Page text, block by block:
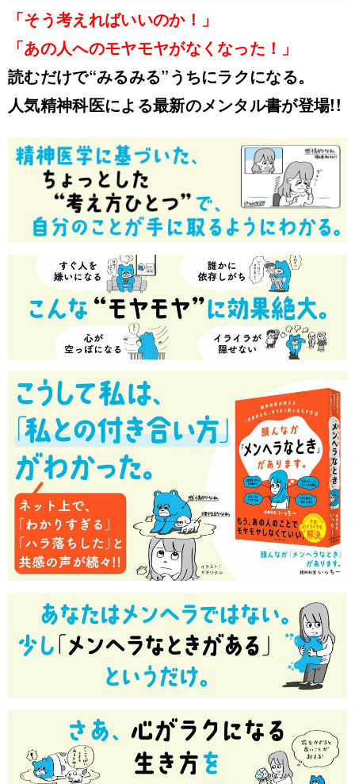
「そう考えればいいのか！」
「あの人へのモヤモヤがなくなった！」
読むだけで“みるみる”うちにラクになる。
人気精神科医による最新のメンタル書が登場!!